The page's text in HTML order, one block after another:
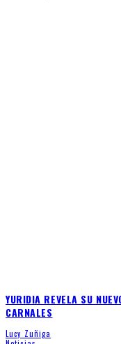
YURIDIA REVELA SU
CARNALES
Lucy Zuñiga